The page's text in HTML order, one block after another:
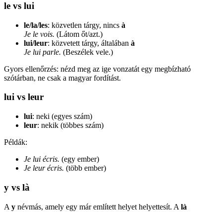
le vs lui
le/la/les: közvetlen tárgy, nincs à
Je le vois. (Látom őt/azt.)
lui/leur: közvetett tárgy, általában à
Je lui parle. (Beszélek vele.)
Gyors ellenőrzés: nézd meg az ige vonzatát egy megbízható
szótárban, ne csak a magyar fordítást.
lui vs leur
lui: neki (egyes szám)
leur: nekik (többes szám)
Példák:
Je lui écris. (egy ember)
Je leur écris. (több ember)
y vs là
A y névmás, amely egy már említett helyet helyettesít. A là